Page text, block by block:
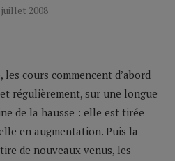
juillet 2008
cours commencent d’abord
régulièrement, sur une longue
de la hausse : elle est tirée
en augmentation. Puis la
de nouveaux venus, les